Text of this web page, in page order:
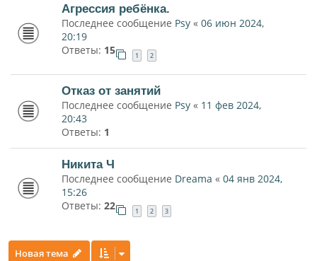
Агрессия ребёнка.
Последнее сообщение Psy « 06 июн 2024,
20:19
Ответы: 15 1 2
Отказ от занятий
Последнее сообщение Psy « 11 фев 2024,
20:43
Ответы: 1
Никита Ч
Последнее сообщение Dreama « 04 янв 2024,
15:26
Ответы: 22 1 2 3
Новая тема